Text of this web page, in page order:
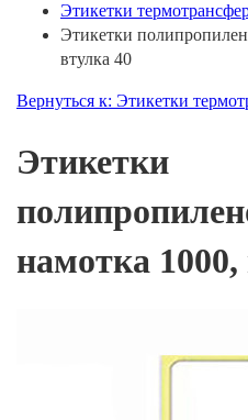
Этикетки
Этикетки
втулка 40
Вернуться к: Этикетки
Этикетки
намотка 1000,